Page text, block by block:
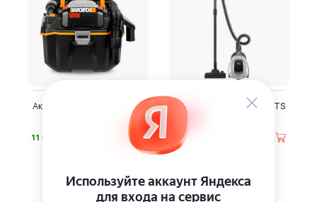
Аккумуляторный пылесос
11 590
Пылесос LG VC5420NNTS
9 490